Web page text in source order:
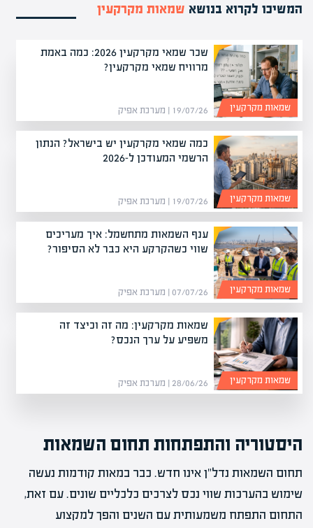
המשיכו לקרוא בנושא שמאות מקרקעין
שכר שמאי מקרקעין 2026: כמה באמת
מרוויח שמאי מקרקעין?
19/07/26 | מערכת אפיק שמאות מקרקעין
כמה שמאי מקרקעין יש בישראל? הנתון
הרשמי המעודכן ל-2026
19/07/26 | מערכת אפיק שמאות מקרקעין
ענף השמאות מתחשמל: איך מעריכים
שווי כשהקרקע היא כבר לא הסיפור?
07/07/26 | מערכת אפיק שמאות מקרקעין
שמאות מקרקעין: מה זה וכיצד זה
משפיע על ערך הנכס?
28/06/26 | מערכת אפיק שמאות מקרקעין
היסטוריה והתפתחות תחום השמאות
תחום השמאות נדל"ן אינו חדש. כבר במאות קודמות נעשה
שימוש בהערכות שווי נכס לצרכים כלכליים שונים. עם זאת,
התחום התפתח משמעותית עם השנים והפך למקצוע